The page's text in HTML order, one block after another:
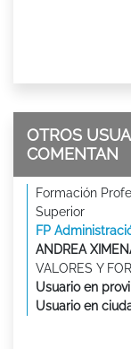
OTROS
COMENTAN
Formación
Superior
FP
ANDREA
VALORES Y
Usuario en
Usuario en